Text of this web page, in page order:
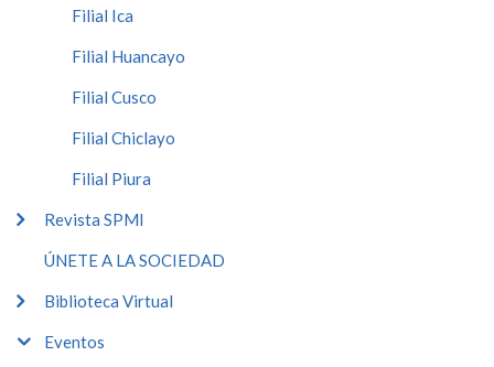
Filial Ica
Filial Huancayo
Filial Cusco
Filial Chiclayo
Filial Piura
Revista SPMI
ÚNETE A LA SOCIEDAD
Biblioteca Virtual
Eventos